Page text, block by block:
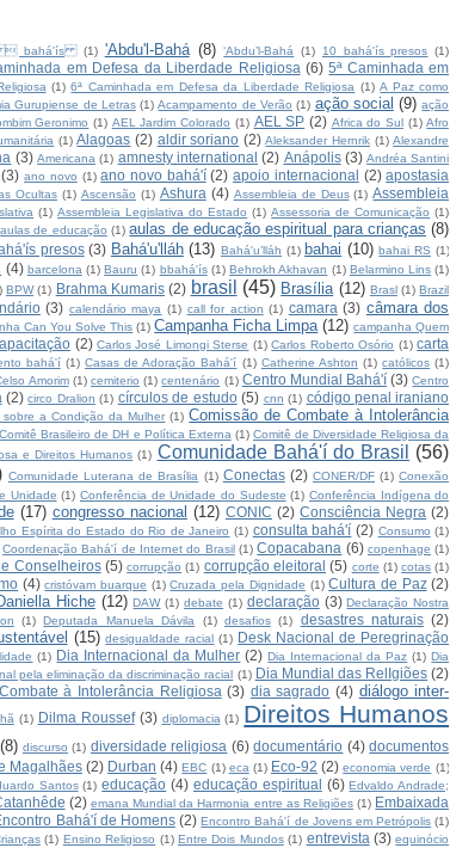
 bahá'ís (1) 'Abdu'l-Bahá (8) ‘Abdu’l-Bahá (1) 10 bahá'ís presos (1)
em Defesa da Liberdade Religiosa (6) 5ª Caminhada em
(1) 6ª Caminhada em Defesa da Liberdade Religiosa (1) A Paz como
Gurupiense de Letras (1) Acampamento de Verão (1) ação social (9) ação
Geronimo (1) AEL Jardim Colorado (1) AEL SP (2) Africa do Sul (1) Afro
(1) Alagoas (2) aldir soriano (2) Aleksander Hernrik (1) Alexandre
(3) Americana (1) amnesty international (2) Anápolis (3) Andréa Santini
(3) ano novo (1) ano novo bahá'í (2) apoio internacional (2) apostasia
Ocultas (1) Ascensão (1) Ashura (4) Assembleia de Deus (1) Assembleia
(1) Assembleia Legislativa do Estado (1) Assessoria de Comunicação (1)
aulas de educação (1) aulas de educação espiritual para crianças (8)
presos (3) Bahá'u'lláh (13) Bahá'u’lláh (1) bahai (10) bahai RS (1)
(4) barcelona (1) Bauru (1) bbahá'ís (1) Behrokh Akhavan (1) Belarmino Lins (1)
BPW (1) Brahma Kumaris (2) brasil (45) Brasília (12) Brasl (1) Brazil
(3) calendário maya (1) call for action (1) camara (3) câmara dos
Can You Solve This (1) Campanha Ficha Limpa (12) campanha Quem
(2) Carlos José Limongi Sterse (1) Carlos Roberto Osório (1) carta
bahá'í (1) Casas de Adoração Bahá'í (1) Catherine Ashton (1) católicos (1)
Amorim (1) cemiterio (1) centenário (1) Centro Mundial Bahá'í (3) Centro
(2) circo Dralion (1) círculos de estudo (5) cnn (1) código penal iraniano
a Condição da Mulher (1) Comissão de Combate à Intolerância
Comitê Brasileiro de DH e Política Externa (1) Comitê de Diversidade Religiosa da
e Direitos Humanos (1) Comunidade Bahá'í do Brasil (56)
Comunidade Luterana de Brasília (1) Conectas (2) CONER/DF (1) Conexão
Unidade (1) Conferência de Unidade do Sudeste (1) Conferência Indígena do
(17) congresso nacional (12) CONIC (2) Consciência Negra (2)
Espírita do Estado do Rio de Janeiro (1) consulta bahá'í (2) Consumo (1)
Coordenação Bahá'í de Internet do Brasil (1) Copacabana (6) copenhage (1)
Conselheiros (5) corrupção (1) corrupção eleitoral (5) corte (1) cotas (1)
(4) cristóvam buarque (1) Cruzada pela Dignidade (1) Cultura de Paz (2)
Hiche (12) DAW (1) debate (1) declaração (3) Declaração Nostra
(1) Deputada Manuela Dávila (1) desafios (1) desastres naturais (2)
(15) desigualdade racial (1) Desk Nacional de Peregrinação
(1) Dia Internacional da Mulher (2) Dia Internacional da Paz (1) Dia
pela eliminação da discriminação racial (1) Dia Mundial das RelIgiões (2)
à Intolerância Religiosa (3) dia sagrado (4) diálogo inter-
(1) Dilma Roussef (3) diplomacia (1) Direitos Humanos
(8) discurso (1) diversidade religiosa (6) documentário (4) documentos
Magalhães (2) Durban (4) EBC (1) eca (1) Eco-92 (2) economia verde (1)
Santos (1) educação (4) educação espiritual (6) Edvaldo Andrade;
(2) emana Mundial da Harmonia entre as Religiões (1) Embaixada
Bahá'í de Homens (2) Encontro Bahá'í de Jovens em Petrópolis (1)
(1) Ensino Religioso (1) Entre Dois Mundos (1) entrevista (3) equinócio